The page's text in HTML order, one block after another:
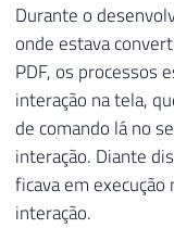
Durante o
onde estava
PDF, os processos
interação na tela,
de comando lá no
interação. Diante
ficava em
interação.